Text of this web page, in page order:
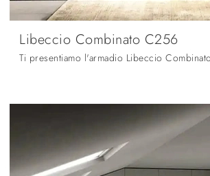
Libeccio Combinato C256